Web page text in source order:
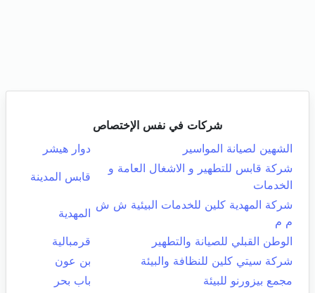
شركات في نفس الإختصاص
الشهين لصيانة المواسير
دوار هيشر
شركة قابس للتطهير و الاشغال العامة و
الخدمات
قابس المدينة
شركة المهدية كلين للخدمات البيئية ش ش
م م
المهدية
الوطن القبلي للصيانة والتطهير
قرمبالية
شركة سيتي كلين للنظافة والبيئة
بن عون
مجمع بيزورنو للبيئة
باب بحر